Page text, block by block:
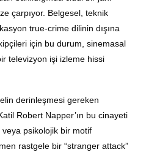
çarpıyor. Belgesel, teknik
true-crime dilinin dışına
için bu durum, sinemasal
televizyon işi izleme hissi
derinleşmesi gereken
Robert Napper’ın bu cinayeti
psikolojik bir motif
rastgele bir “stranger attack”